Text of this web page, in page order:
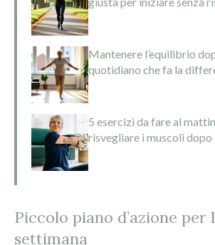
Mantenere l’equilibrio
quotidiano che fa la
5 esercizi da fare al
risvegliare i muscoli dopo
Piccolo piano d’azione per
settimana